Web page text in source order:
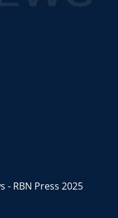
- RBN Press 2025